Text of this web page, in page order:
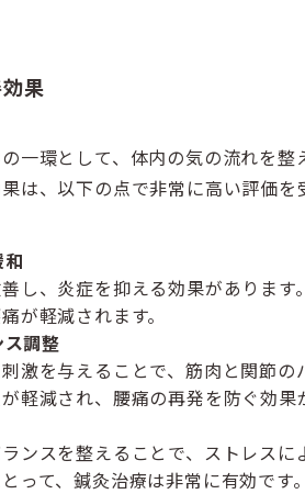
果
一環として、体内の気の流れを
は、以下の点で非常に高い評価を
し、炎症を抑える効果がありま
が軽減されます。
調整
激を与えることで、筋肉と関節
軽減され、腰痛の再発を防ぐ効果
ンスを整えることで、ストレス
って、鍼灸治療は非常に有効です。